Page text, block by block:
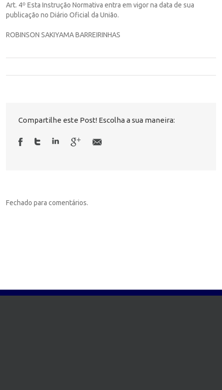
Art. 4º Esta Instrução Normativa entra em vigor na data de sua
publicação no Diário Oficial da União.
ROBINSON SAKIYAMA BARREIRINHAS
Compartilhe este Post! Escolha a sua maneira:
Fechado para comentários.